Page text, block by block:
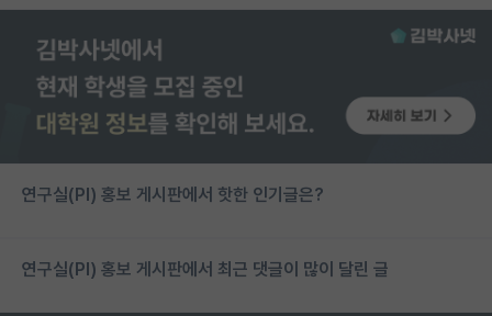
연구실(PI) 홍보 게시판에서 핫한 인기글은?
연구실(PI) 홍보 게시판에서 최근 댓글이 많이 달린 글